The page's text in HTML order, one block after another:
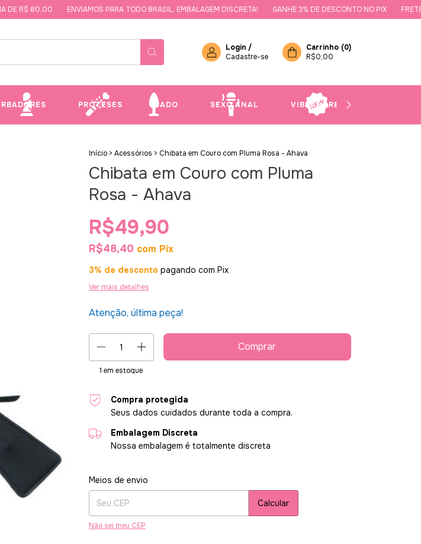
R$ 80,00 ENVIAMOS PARA TODO BRASIL. EMBALAGEM DISCRETA! GANHE 3% DE DESCONTO NO PIX FRETE
Login /
Cadastre-se
Carrinho (0)
R$0,00
PRÓTESES SADO SEXO ANAL VIBRADORES
Início > Acessórios > Chibata em Couro com Pluma Rosa - Ahava
Chibata em Couro com Pluma
Rosa - Ahava
R$49,90
R$48,40 com Pix
3% de desconto pagando com Pix
Ver mais detalhes
Atenção, última peça!
1 em estoque
Compra protegida
Seus dados cuidados durante toda a compra.
Embalagem Discreta
Nossa embalagem é totalmente discreta
Entregas para o CEP:
Meios de envio
Calcular
Não sei meu CEP